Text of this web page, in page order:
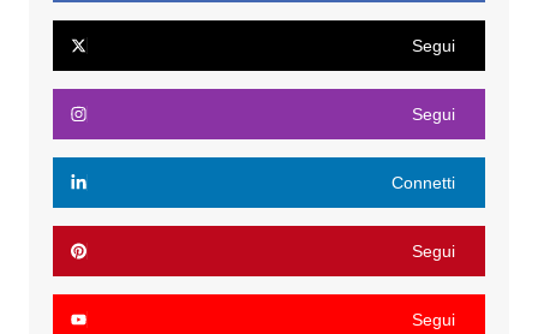
Segui
Segui
Connetti
Segui
Segui